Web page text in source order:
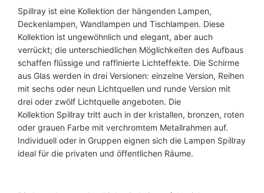
e
l
e
u
c
h
t
e
S
p
i
l
Spillray ist eine Kollektion der hängenden Lampen,
Deckenlampen, Wandlampen und Tischlampen. Diese
Kollektion ist ungewöhnlich und elegant, aber auch
verrückt; die unterschiedlichen Möglichkeiten des Aufbaus
schaffen flüssige und raffinierte Lichteffekte. Die Schirme
aus Glas werden in drei Versionen: einzelne Version, Reihen
mit sechs oder neun Lichtquellen und runde Version mit
drei oder zwölf Lichtquelle angeboten. Die
Kollektion Spillray tritt auch in der kristallen, bronzen, roten
oder grauen Farbe mit verchromtem Metallrahmen auf.
Individuell oder in Gruppen eignen sich die Lampen Spillray
ideal für die privaten und öffentlichen Räume.